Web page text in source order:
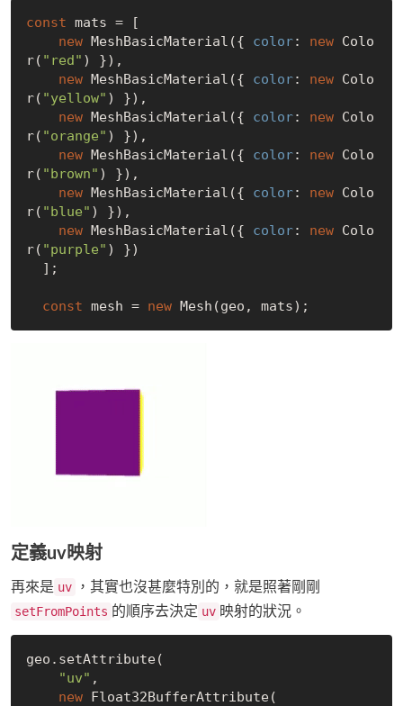
const mats = [
new MeshBasicMaterial({ color: new Colo
r( "red" ) }),
new MeshBasicMaterial({ color: new Colo
r( "yellow" ) }),
new MeshBasicMaterial({ color: new Colo
r( "orange" ) }),
new MeshBasicMaterial({ color: new Colo
r( "brown" ) }),
new MeshBasicMaterial({ color: new Colo
r( "blue" ) }),
new MeshBasicMaterial({ color: new Colo
r( "purple" ) })
const mesh = new
定義uv映射
再來是 uv ，其實也沒甚麼特別的，就是照著剛剛
setFromPoints 的順序去決定 uv 映射的狀況。
geo.setAttribute(
"uv" ,
new Float32BufferAttribute(